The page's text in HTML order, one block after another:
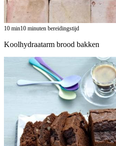
10 min10 minuten bereidingstijd
Koolhydraatarm brood bakken